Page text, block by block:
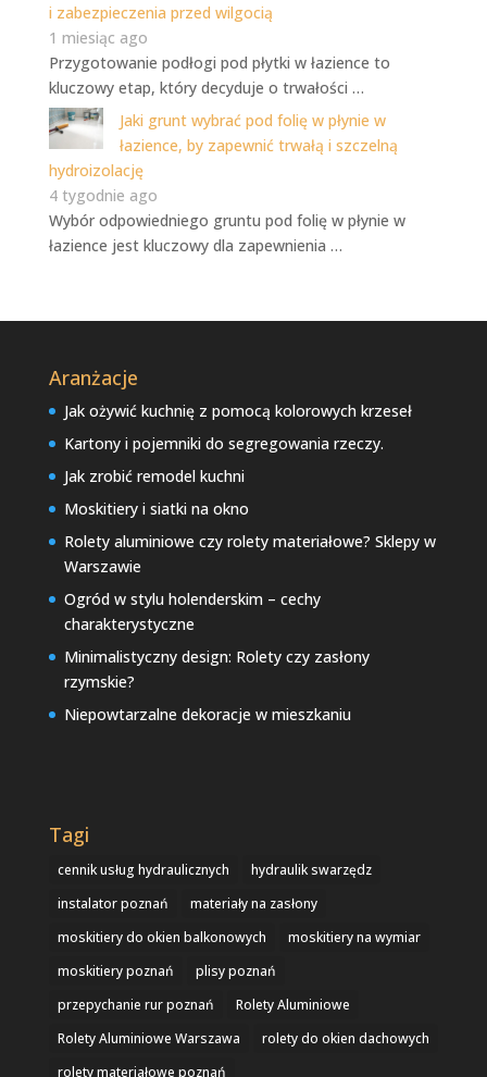
i zabezpieczenia przed wilgocią
1 miesiąc ago
Przygotowanie podłogi pod płytki w łazience to
kluczowy etap, który decyduje o trwałości …
Jaki grunt wybrać pod folię w płynie w
łazience, by zapewnić trwałą i szczelną
hydroizolację
4 tygodnie ago
Wybór odpowiedniego gruntu pod folię w płynie w
łazience jest kluczowy dla zapewnienia …
Aranżacje
Jak ożywić kuchnię z pomocą kolorowych krzeseł
Kartony i pojemniki do segregowania rzeczy.
Jak zrobić remodel kuchni
Moskitiery i siatki na okno
Rolety aluminiowe czy rolety materiałowe? Sklepy w
Warszawie
Ogród w stylu holenderskim – cechy
charakterystyczne
Minimalistyczny design: Rolety czy zasłony
rzymskie?
Niepowtarzalne dekoracje w mieszkaniu
Tagi
cennik usług hydraulicznych
hydraulik swarzędz
instalator poznań
materiały na zasłony
moskitiery do okien balkonowych
moskitiery na wymiar
moskitiery poznań
plisy poznań
przepychanie rur poznań
Rolety Aluminiowe
Rolety Aluminiowe Warszawa
rolety do okien dachowych
rolety materiałowe poznań